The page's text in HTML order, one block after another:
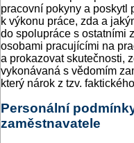
pracovní pokyny a poskytl
k výkonu práce, zda a
do spolupráce s ostatními
osobami pracujícími na
a prokazovat skutečnosti,
vykonávaná s vědomím
který nárok z tzv.
Personální
zaměstnavatele